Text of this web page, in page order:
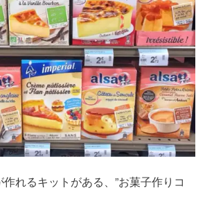
れるキットがある、”お菓子作りコ